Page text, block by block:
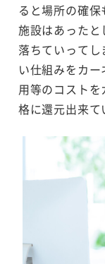
ると場所の確
施設はあった
落ちていって
い仕組みをカ
用等のコスト
格に還元出来て